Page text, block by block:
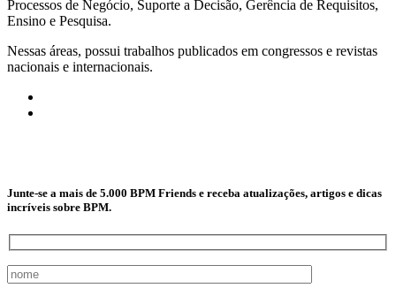
Processos de Negócio, Suporte a Decisão, Gerência de Requisitos,
Ensino e Pesquisa.
Nessas áreas, possui trabalhos publicados em congressos e revistas
nacionais e internacionais.
Junte-se a mais de 5.000 BPM Friends e receba atualizações, artigos e dicas
incríveis sobre BPM.